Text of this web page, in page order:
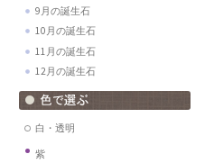
9月の誕生石
10月の誕生石
11月の誕生石
12月の誕生石
白・透明
紫